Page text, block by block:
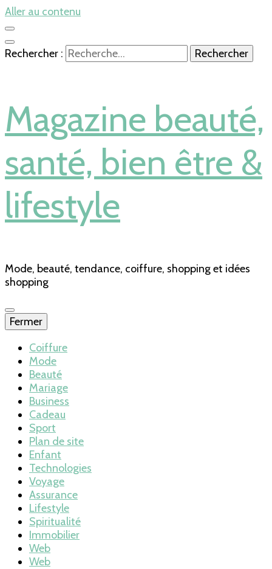
Aller au contenu
Rechercher :
Magazine beauté,
santé, bien être &
lifestyle
Mode, beauté, tendance, coiffure, shopping et idées
shopping
Fermer
Coiffure
Mode
Beauté
Mariage
Business
Cadeau
Sport
Plan de site
Enfant
Technologies
Voyage
Assurance
Lifestyle
Spiritualité
Immobilier
Web
Web